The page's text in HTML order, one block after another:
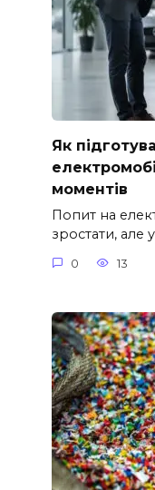
Як
моментів
Попит на
зростати, але
0 13